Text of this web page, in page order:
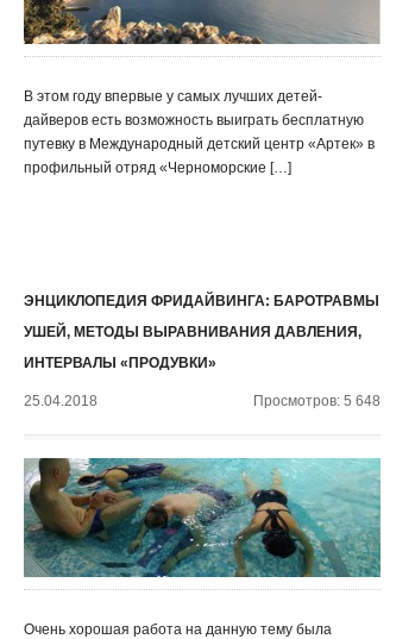
В этом году впервые у самых лучших детей-
дайверов есть возможность выиграть бесплатную
путевку в Международный детский центр «Артек» в
профильный отряд «Черноморские […]
ЭНЦИКЛОПЕДИЯ ФРИДАЙВИНГА: БАРОТРАВМЫ
УШЕЙ, МЕТОДЫ ВЫРАВНИВАНИЯ ДАВЛЕНИЯ,
ИНТЕРВАЛЫ «ПРОДУВКИ»
25.04.2018 Просмотров: 5 648
Очень хорошая работа на данную тему была